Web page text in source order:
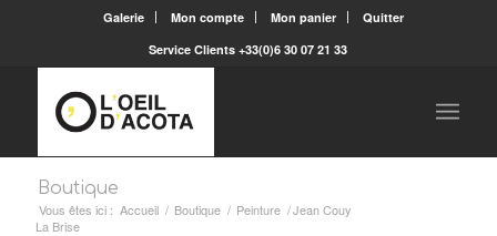
Galerie Mon compte Mon panier
Quitter
Service Clients +33(0)6 30 07 21 33
Boutique
Vous êtes ici : Accueil / Boutique / Peinture /Jean Couy
La Brise